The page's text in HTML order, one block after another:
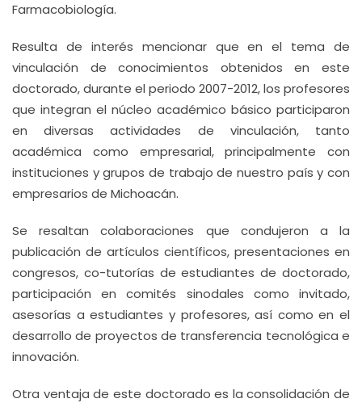
Farmacobiología.
Resulta de interés mencionar que en el tema de
vinculación de conocimientos obtenidos en este
doctorado, durante el periodo 2007-2012, los profesores
que integran el núcleo académico básico participaron
en diversas actividades de vinculación, tanto
académica como empresarial, principalmente con
instituciones y grupos de trabajo de nuestro país y con
empresarios de Michoacán.
Se resaltan colaboraciones que condujeron a la
publicación de artículos científicos, presentaciones en
congresos, co-tutorías de estudiantes de doctorado,
participación en comités sinodales como invitado,
asesorías a estudiantes y profesores, así como en el
desarrollo de proyectos de transferencia tecnológica e
innovación.
Otra ventaja de este doctorado es la consolidación de